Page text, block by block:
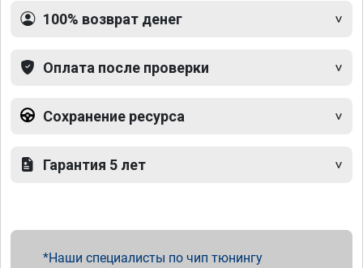
100% возврат денег
Оплата после проверки
Сохранение ресурса
Гарантия 5 лет
Наши специалисты по чип тюнингу